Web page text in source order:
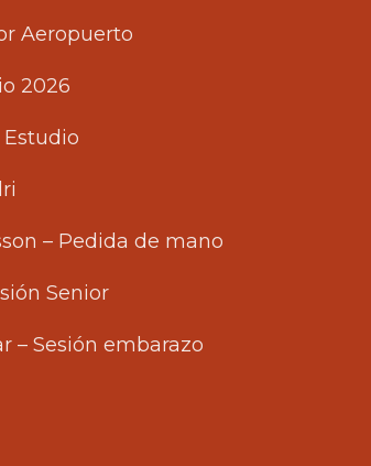
Aeropuerto
2026
Estudio
– Pedida de mano
Senior
– Sesión embarazo